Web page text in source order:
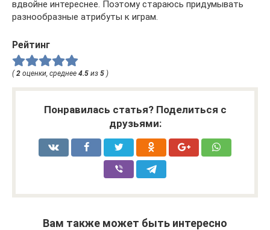
вдвойне интереснее. Поэтому стараюсь придумывать
разнообразные атрибуты к играм.
Рейтинг
(2 оценки, среднее 4.5 из 5 )
Понравилась статья? Поделиться с
друзьями:
Вам также может быть интересно